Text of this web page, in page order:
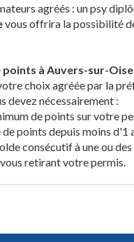
agréés : un psy
vous offrira la possibilité
à Auvers-sur-Oise
choix agréée par la
devez nécessairement :
de points sur votre
points depuis moins d'1
consécutif à une ou
retirant votre permis.